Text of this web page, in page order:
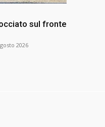
sul fronte
2026